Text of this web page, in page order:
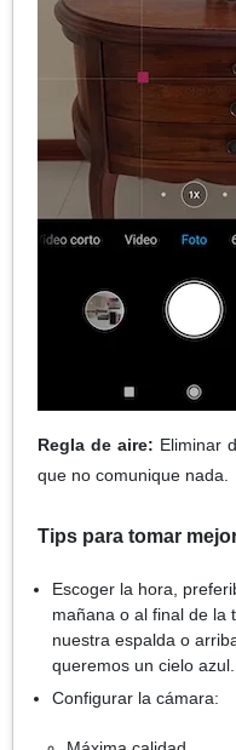
Regla de aire: Eliminar
que no comunique nada.
Tips para tomar
Escoger la hora,
mañana o al final de la
nuestra espalda o
queremos un cielo azul.
Configurar la cámara: